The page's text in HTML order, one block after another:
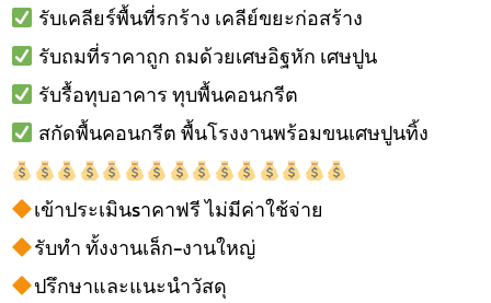
รับเคลียร์พื้นที่รกร้าง เคลีย์ขยะก่อสร้าง
รับถมที่ราคาถูก ถมด้วยเศษอิฐหัก เศษปูน
รับรื้อทุบอาคาร ทุบพื้นคอนกรีต
สกัดพื้นคอนกรีต พื้นโรงงานพร้อมขนเศษปูนทิ้ง
เข้าประเมินsาคาฟรี ไม่มีค่าใช้จ่าย
รับทำ ทั้งงานเล็ก-งานใหญ่
ปรึกษาและแนะนำวัสดุ